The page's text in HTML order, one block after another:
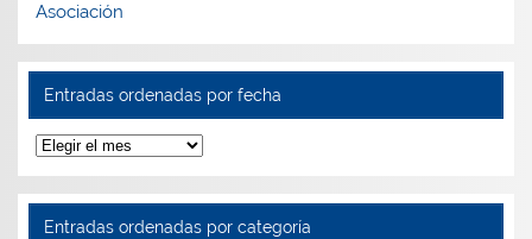
Asociación
Entradas ordenadas por fecha
Entradas
ordenadas
por
fecha
Entradas ordenadas por categoría